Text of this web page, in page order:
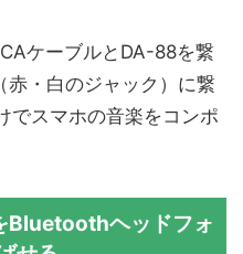
ケーブルとDA-88を繋
赤・白のジャック）に繋
でスマホの音楽をコンポ
Bluetoothヘッドフォ